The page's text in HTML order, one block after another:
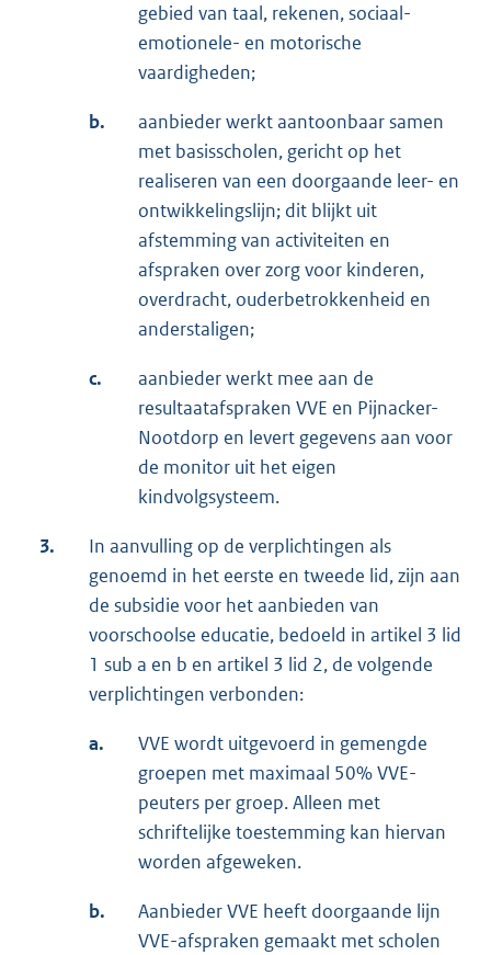
gebied van taal, rekenen, sociaal-
emotionele- en motorische
vaardigheden;
b.
aanbieder werkt aantoonbaar samen
met basisscholen, gericht op het
realiseren van een doorgaande leer- en
ontwikkelingslijn; dit blijkt uit
afstemming van activiteiten en
afspraken over zorg voor kinderen,
overdracht, ouderbetrokkenheid en
anderstaligen;
c.
aanbieder werkt mee aan de
resultaatafspraken VVE en Pijnacker-
Nootdorp en levert gegevens aan voor
de monitor uit het eigen
kindvolgsysteem.
3.
In aanvulling op de verplichtingen als
genoemd in het eerste en tweede lid, zijn aan
de subsidie voor het aanbieden van
voorschoolse educatie, bedoeld in artikel 3 lid
1 sub a en b en artikel 3 lid 2, de volgende
verplichtingen verbonden:
a.
VVE wordt uitgevoerd in gemengde
groepen met maximaal 50% VVE-
peuters per groep. Alleen met
schriftelijke toestemming kan hiervan
worden afgeweken.
b.
Aanbieder VVE heeft doorgaande lijn
VVE-afspraken gemaakt met scholen